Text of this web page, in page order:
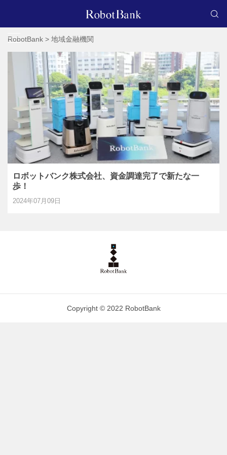
RobotBank > 地域金融機関
ロボットバンク株式会社、資金調達完了で新たな一
歩！
2024年07月09日
Copyright © 2022 RobotBank